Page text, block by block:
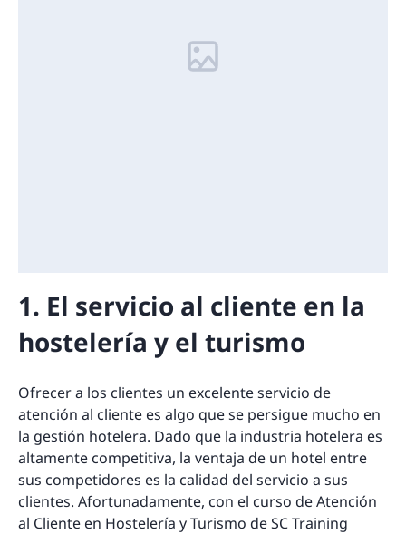
1. El servicio al cliente en la
hostelería y el turismo
Ofrecer a los clientes un excelente servicio de
atención al cliente es algo que se persigue mucho en
la gestión hotelera. Dado que la industria hotelera es
altamente competitiva, la ventaja de un hotel entre
sus competidores es la calidad del servicio a sus
clientes. Afortunadamente, con el curso de Atención
al Cliente en Hostelería y Turismo de SC Training